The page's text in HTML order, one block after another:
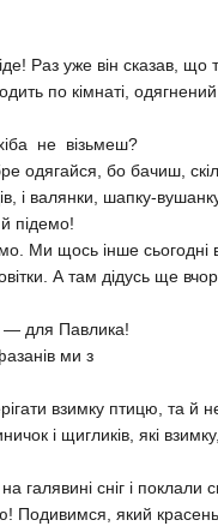
Раз уже він сказав, що
по кімнаті,
не візьмеш?
одягайся, бо бачиш,
і валянки, шапку-
підемо!
Ми щось інше сьогодні
А там дідусь ще
із
— для Павлика!
ми з
взимку птицю, та
і щигликів, які
галявині сніг і
Подивимся, який